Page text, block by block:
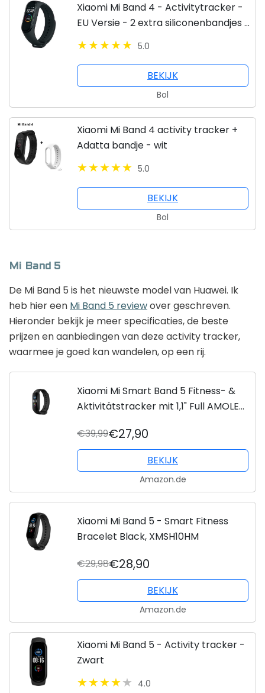
Xiaomi Mi Band 4 - Activitytracker -
EU Versie - 2 extra siliconenbandjes -
Zwart
5.0
BEKIJK
Bol
Xiaomi Mi Band 4 activity tracker +
Adatta bandje - wit
5.0
BEKIJK
Bol
Mi Band 5
De Mi Band 5 is het nieuwste model van Huawei. Ik
heb hier een Mi Band 5 reviewover geschreven.
Hieronder bekijk je meer specificaties, de beste
prijzen en aanbiedingen van deze activity tracker,
waarmee je goed kan wandelen, op een rij.
Xiaomi Mi Smart Band 5 Fitness- &
Aktivitätstracker mit 1,1" Full AMOLED
€39,99€27,90
BEKIJK
Amazon.de
Xiaomi Mi Band 5 - Smart Fitness
Bracelet Black, XMSH10HM
€29,98€28,90
BEKIJK
Amazon.de
Xiaomi Mi Band 5 - Activity tracker -
Zwart
4.0